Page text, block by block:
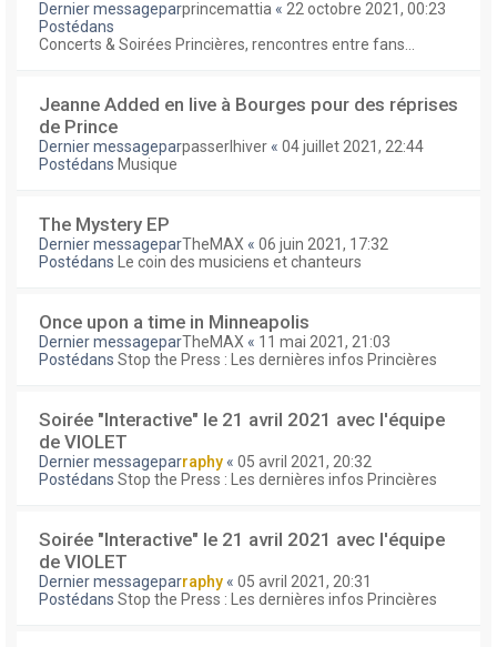
Dernier messageparprincemattia « 22 octobre 2021, 00:23
Postédans
Concerts & Soirées Princières, rencontres entre fans...
Jeanne Added en live à Bourges pour des réprises
de Prince
Dernier messageparpasserlhiver « 04 juillet 2021, 22:44
Postédans Musique
The Mystery EP
Dernier messageparTheMAX « 06 juin 2021, 17:32
Postédans
Le coin des musiciens et chanteurs
Once upon a time in Minneapolis
Dernier messageparTheMAX « 11 mai 2021, 21:03
Postédans Stop the Press : Les dernières infos Princières
Soirée "Interactive" le 21 avril 2021 avec l'équipe
de VIOLET
Dernier messageparraphy « 05 avril 2021, 20:32
Postédans Stop the Press : Les dernières infos Princières
Soirée "Interactive" le 21 avril 2021 avec l'équipe
de VIOLET
Dernier messageparraphy « 05 avril 2021, 20:31
Postédans Stop the Press : Les dernières infos Princières